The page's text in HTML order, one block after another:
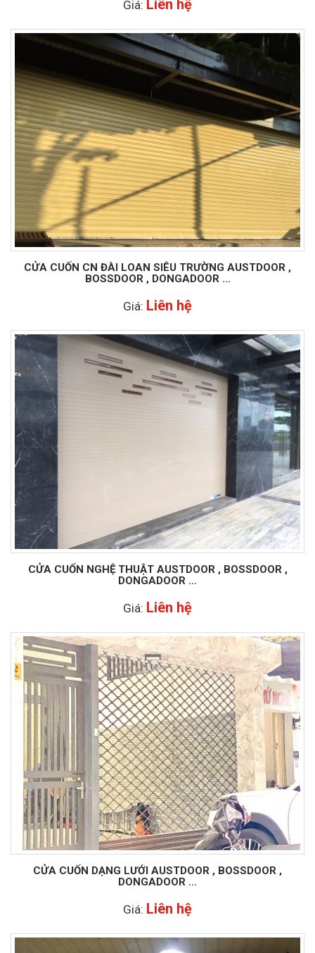
Giá: Liên hệ
CỬA CUỐN CN ĐÀI LOAN SIÊU TRƯỜNG AUSTDOOR ,
BOSSDOOR , DONGADOOR ...
Giá: Liên hệ
CỬA CUỐN NGHỆ THUẬT AUSTDOOR , BOSSDOOR ,
DONGADOOR ...
Giá: Liên hệ
CỬA CUỐN DẠNG LƯỚI AUSTDOOR , BOSSDOOR ,
DONGADOOR ...
Giá: Liên hệ